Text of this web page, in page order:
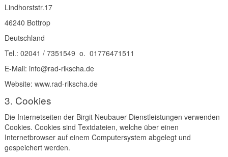
Lindhorststr.17
46240 Bottrop
Deutschland
Tel.: 02041 / 7351549 o. 01776471511
E-Mail: info@rad-rikscha.de
Website: www.rad-rikscha.de
3. Cookies
Die Internetseiten der Birgit Neubauer Dienstleistungen verwenden
Cookies. Cookies sind Textdateien, welche über einen
Internetbrowser auf einem Computersystem abgelegt und
gespeichert werden.